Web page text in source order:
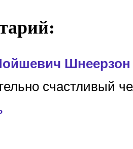
Шнеерзон
счастливый